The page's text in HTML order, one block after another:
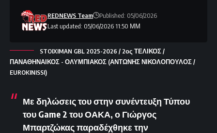
Last updated: 05/06/2026 11:50 ΜΜ
REDNEWS Team Published: 05/06/2026
STOIXIMAN GBL 2025-2026 / 2ος ΤΕΛΙΚΟΣ /
ΠΑΝΑΘΗΝΑΙΚΟΣ - ΟΛΥΜΠΙΑΚΟΣ (ΑΝΤΩΝΗΣ ΝΙΚΟΛΟΠΟΥΛΟΣ /
EUROKINISSI)
Με δηλώσεις του στην συνέντευξη Τύπου
του Game 2 του ΟΑΚΑ, ο Γιώργος
Μπαρτζώκας παραδέχθηκε την